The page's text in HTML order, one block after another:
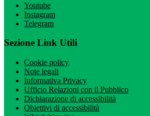
Youtube
Instagram
Telegram
Sezione Link Utili
Cookie policy
Note legali
Informativa Privacy
Ufficio Relazioni con il Pubblico
Dichiarazione di accessibilità
Obiettivi di accessibilità